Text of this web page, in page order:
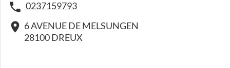
0237159793
6 AVENUE DE MELSUNGEN
28100 DREUX